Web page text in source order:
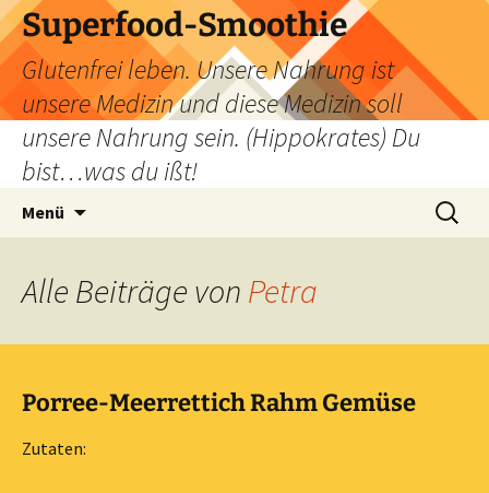
Zum
Inhalt
springen
Superfood-Smoothie
Glutenfrei leben. Unsere Nahrung ist
unsere Medizin und diese Medizin soll
unsere Nahrung sein. (Hippokrates) Du
bist…was du ißt!
Menü
Suchen
nach:
Alle Beiträge von Petra
Porree-Meerrettich Rahm Gemüse
Zutaten: